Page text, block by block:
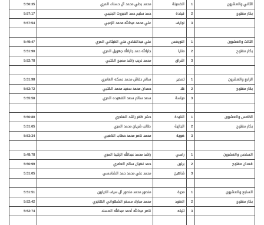
الثاني والعشرون 1 الضمينة محمد بطي محمد آل حسناء المري
5:56:35
بكار مفتوح
2 قيادة حمد سليم حمد الحبروت الجنيبي
5:57:17
3
نوايف علي محمد عبدالله محمد الزعبي 5:57:54
الثالث والعشرون 1 النويعس علي عبدالهادي علي الغيثاني المري
5:49:47
بكار مفتوح
2 منايا جارالله حمد جارالله جهويل المري
5:51:90
3
اشراق محمد غريب راشد مصبح الكتبي 5:52:78
الرابع والعشرون 1 تصدير سالم دغاش محمد عمكه العامري
5:51:98
بكار مفتوح
2 غلا حمدان محمد سعيد محمد الكتبي
5:52:72
3
مياسة سعد سالم سعد الفهيده المري 5:55:58
الخامس والعشرون 1 النايدة حشر ظفر راشد الهاجري
5:50:80
بكار مفتوح
2 الجازية طالب شريان محمد المري
5:51:65
3
ضوية محمد ناصر محمد حطاب الكعبي 5:53:34
السادس والعشرون 1 راسي راشد محمد عبدالله الزكيبا المري
5:48:78
قعدان مفتوح
2 برلين حمد نهيان سالم العامري
5:50:99
3
شاهين محمد علي محمد حمد الشامسي 5:51:05
السابع والعشرون 1 مجرة منصور محمد منصور آل سيف الخيارين
5:51:51
بكار مفتوح
2 العنود محمد مبارك مسفر الشهواني الهاجري
5:52:42
3
تليله ناصر عبدالله أحمد عبدالله المسند 5:52:74